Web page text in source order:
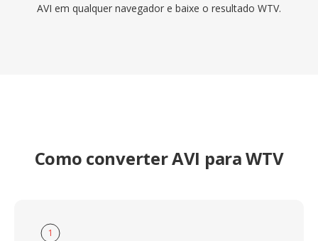
AVI em qualquer navegador e baixe o resultado WTV.
Como converter AVI para WTV
1